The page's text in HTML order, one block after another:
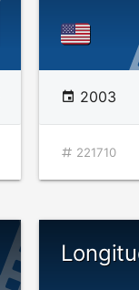
2003
221710